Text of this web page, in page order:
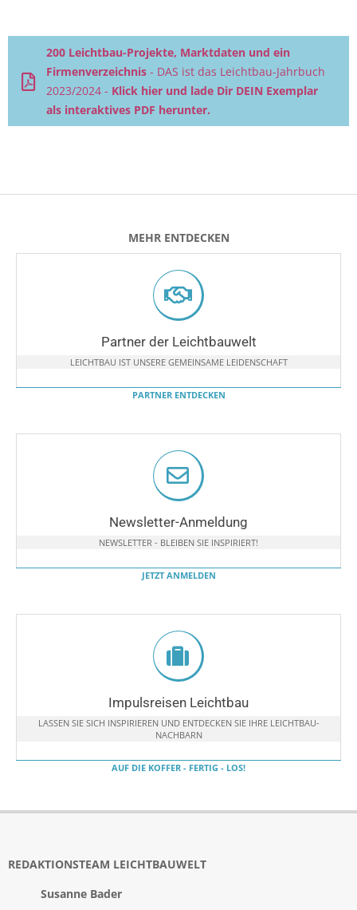
200 Leichtbau-Projekte, Marktdaten und ein
Firmenverzeichnis - DAS ist das Leichtbau-Jahrbuch
2023/2024 - Klick hier und lade Dir DEIN Exemplar
als interaktives PDF herunter.
MEHR ENTDECKEN
Partner der Leichtbauwelt
LEICHTBAU IST UNSERE GEMEINSAME LEIDENSCHAFT
PARTNER ENTDECKEN
Newsletter-Anmeldung
NEWSLETTER - BLEIBEN SIE INSPIRIERT!
JETZT ANMELDEN
Impulsreisen Leichtbau
LASSEN SIE SICH INSPIRIEREN UND ENTDECKEN SIE IHRE LEICHTBAU-
NACHBARN
AUF DIE KOFFER - FERTIG - LOS!
REDAKTIONSTEAM LEICHTBAUWELT
Susanne Bader